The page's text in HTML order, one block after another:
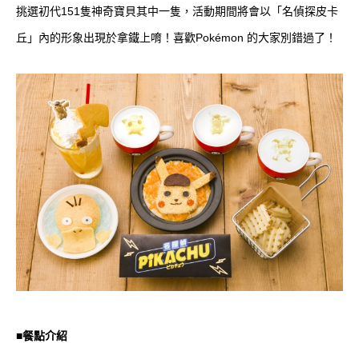
挑選初代151隻神奇寶貝其中一隻，活動期間將會以「名偵探皮卡
丘」內的形象出現於拿鐵上唷！喜歡Pokémon 的大家別錯過了！
■餐點介紹